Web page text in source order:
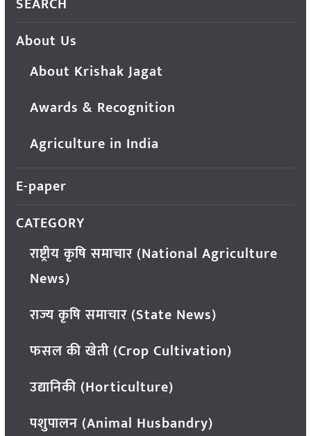
About Us
About Krishak Jagat
Awards & Recognition
Agriculture in India
E-paper
CATEGORY
राष्ट्रीय कृषि समाचार (National Agriculture
News)
राज्य कृषि समाचार (State News)
फसल की खेती (Crop Cultivation)
उद्यानिकी (Horticulture)
पशुपालन (Animal Husbandry)